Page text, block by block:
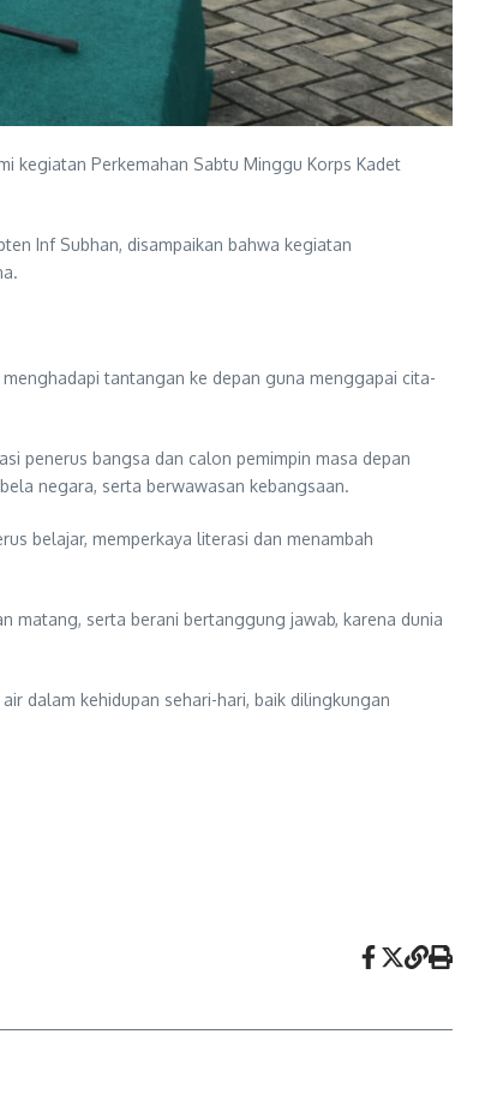
kegiatan Perkemahan Sabtu Minggu Korps Kadet
Inf Subhan, disampaikan bahwa kegiatan
tantangan ke depan guna menggapai cita-
penerus bangsa dan calon pemimpin masa depan
negara, serta berwawasan kebangsaan.
belajar, memperkaya literasi dan menambah
matang, serta berani bertanggung jawab, karena dunia
dalam kehidupan sehari-hari, baik dilingkungan